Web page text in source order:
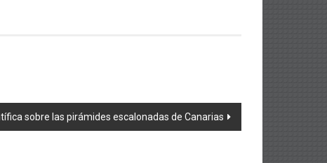
sobre las pirámides escalonadas de Canarias